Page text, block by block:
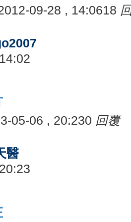
09-28 , 14:0618
05-06 , 20:230 回覆
醫